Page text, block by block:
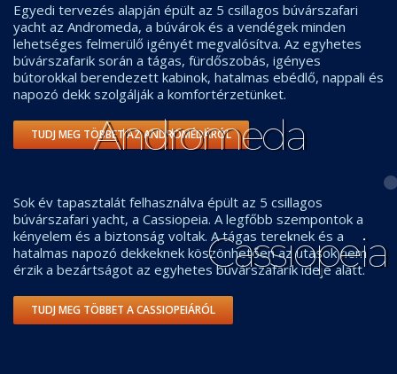
Andromeda
Egyedi tervezés alapján épült az 5 csillagos búvárszafari
yacht az Andromeda, a búvárok és a vendégek minden
lehetséges felmerülő igényét megvalósítva. Az egyhetes
búvárszafarik során a tágas, fürdőszobás, igényes
bútorokkal berendezett kabinok, hatalmas ebédlő, nappali és
napozó dekk szolgálják a komfortérzetünket.
TUDJ MEG TÖBBET AZ ANDROMÉDÁRÓL
Cassiopeia
Sok év tapasztalát felhasználva épült az 5 csillagos
búvárszafari yacht, a Cassiopeia. A legfőbb szempontok a
kényelem és a biztonság voltak. A tágas tereknek és a
hatalmas napozó dekkeknek köszönhetően az utasok nem
érzik a bezártságot az egyhetes búvárszafarik ideje alatt.
TUDJ MEG TÖBBET A CASSIOPEIÁRÓL